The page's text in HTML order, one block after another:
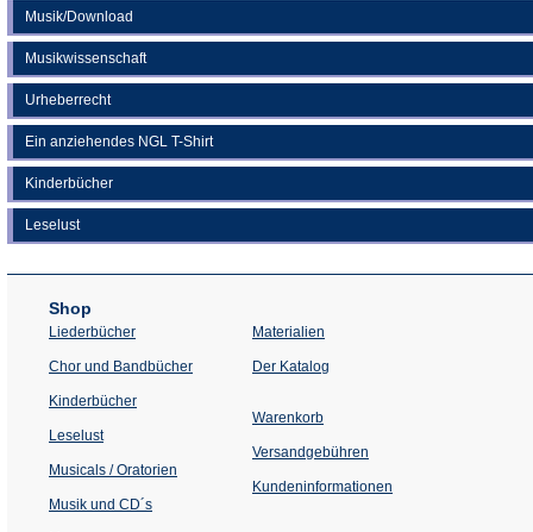
Musik/Download
Musikwissenschaft
Urheberrecht
Ein anziehendes NGL T-Shirt
Kinderbücher
Leselust
Shop
Liederbücher
Chor und Bandbücher
Kinderbücher
Leselust
Musicals / Oratorien
Musik und CD´s
Materialien
Der Katalog
Warenkorb
Versandgebühren
Kundeninformationen